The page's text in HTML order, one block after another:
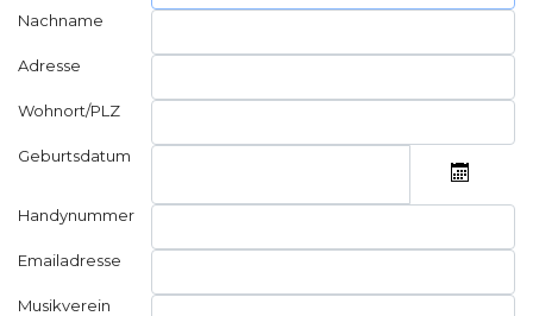
Nachname
Adresse
Wohnort/PLZ
Geburtsdatum
Handynummer
Emailadresse
Musikverein